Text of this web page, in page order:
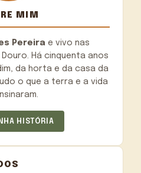
MIM
Pereira e vivo nas
Há cinquenta anos
da horta e da casa da
o que a terra e a vida
HISTÓRIA